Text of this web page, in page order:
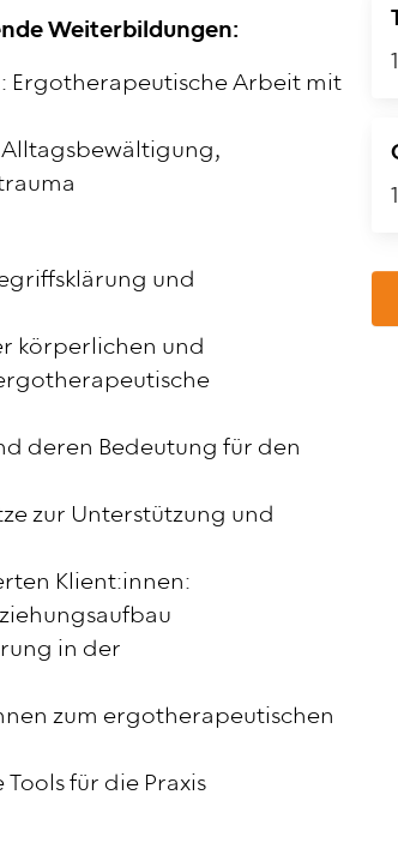
Weiterbildungen:
Ergotherapeutische Arbeit mit
Alltagsbewältigung,
und
körperlichen und
deren Bedeutung für den
zur Unterstützung und
Klient:innen:
in der
zum ergotherapeutischen
für die Praxis